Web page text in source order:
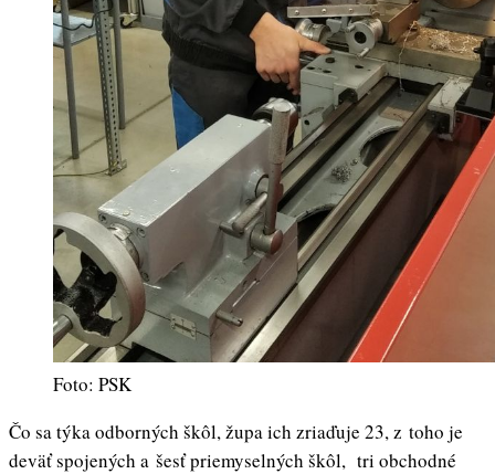
Foto: PSK
Čo sa týka odborných škôl, župa ich zriaďuje 23, z toho je
deväť spojených a šesť priemyselných škôl, tri obchodné